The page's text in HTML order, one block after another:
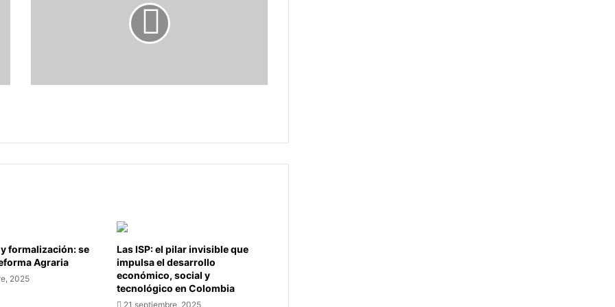
la
formalización: se
Agraria
2025
Las ISP: el pilar invisible que
impulsa el desarrollo
económico, social y
tecnológico en Colombia
21 septiembre, 2025